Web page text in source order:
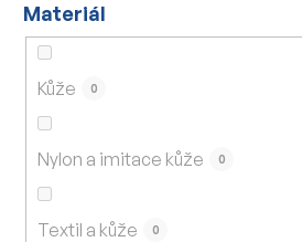
Materiál
Kůže 0
Nylon a imitace kůže 0
Textil a kůže 0